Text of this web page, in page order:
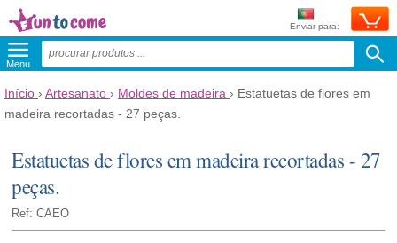
Enviar para:
Menu
Início › Artesanato › Moldes de madeira › Estatuetas de flores em
madeira recortadas - 27 peças.
Estatuetas de flores em madeira recortadas - 27
peças.
Ref: CAEO